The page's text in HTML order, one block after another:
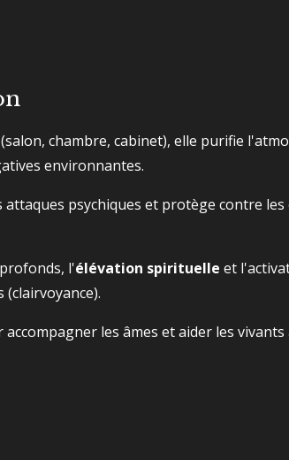
chambre, cabinet), elle purifie
environnantes.
psychiques et protège contre
l'élévation spirituelle et
les âmes et aider les vivants